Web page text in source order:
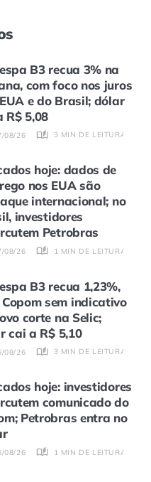
B3 recua 3% na
com foco nos juros
e do Brasil; dólar
R$ 5,08
08/26 3 MIN DE LEITURA
hoje: dados de
nos EUA são
internacional; no
investidores
Petrobras
08/26 1 MIN DE LEITURA
B3 recua 1,23%,
sem indicativo
corte na Selic;
cai a R$ 5,10
08/26 3 MIN DE LEITURA
hoje: investidores
comunicado do
Petrobras entra no
08/26 1 MIN DE LEITURA